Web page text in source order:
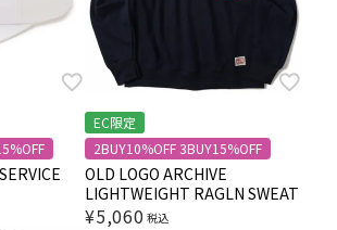
EC限定
2BUY10%OFF 3BUY15%OFF
OLD LOGO ARCHIVE
LIGHTWEIGHT RAGLN SWEAT
¥5,060 税込